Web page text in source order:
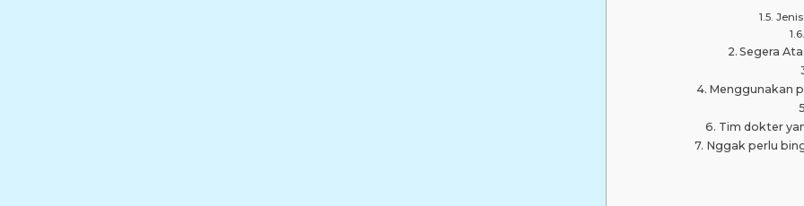
Segera
Menggunakan
Tim dokter
Nggak perlu